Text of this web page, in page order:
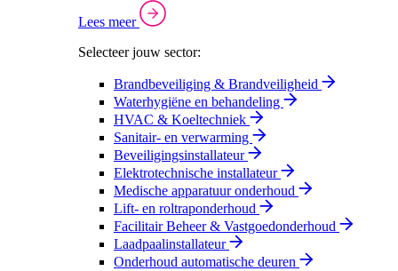
Lees meer
Selecteer jouw sector:
Brandbeveiliging & Brandveiligheid
Waterhygiëne en behandeling
HVAC & Koeltechniek
Sanitair- en verwarming
Beveiligingsinstallateur
Elektrotechnische installateur
Medische apparatuur onderhoud
Lift- en roltraponderhoud
Facilitair Beheer & Vastgoedonderhoud
Laadpaalinstallateur
Onderhoud automatische deuren